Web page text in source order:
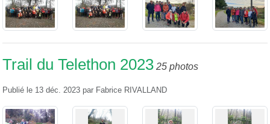
Trail du Telethon 2023 25 photos
Publié le 13 déc. 2023 par Fabrice RIVALLAND